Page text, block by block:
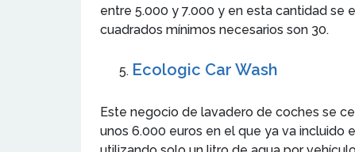
entre 5.000 y 7.000 y en esta cantidad se
cuadrados mínimos necesarios son 30.
Ecologic Car Wash
Este negocio de lavadero de coches se
unos 6.000 euros en el que ya va incluido